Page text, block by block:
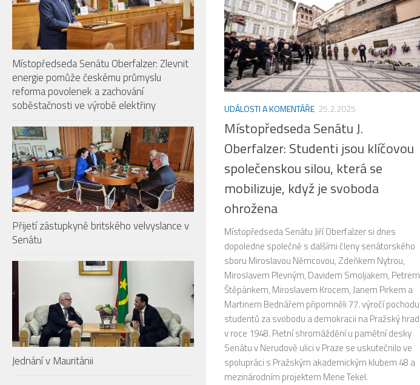
UDÁLOSTI A KOMENTÁŘE 25.2.2025
Místopředseda Senátu J.
Oberfalzer: Studenti jsou klíčovou
společenskou silou, která se
mobilizuje, když je svoboda
ohrožena
Místopředseda Senátu Jiří Oberfalzer si dnes
dopoledne společně s dalšími členy senátorského
sboru Miroslavou Němcovou, Zdeňkem Nytrou,
Miroslavem Plevným, Davidem Smoljakem, Petrem
Štěpánkem, Miroslavem Krocem, Janem Pirkem a
Martinem Bednářem připomněli 77. výročí pochodu
studentů za svobodu a demokracii na Pražský hrad
v roce 1948. Pietní shromáždění u pamětní desky
Senátu v Nerudově ulici v Praze se uskutečnilo ve
spolupráci s Pražským akademickým klubem 48 a
mezinárodním projektem Mene Tekel.
Místopředseda Senátu Oberfalzer: Zlevnit
energie pomůže českému průmyslu
reforma povolenek a zachování
soběstačnosti ve výrobě elektřiny
Přijetí zástupkyně britského velvyslance v
Senátu
Jednání v Mauritánii